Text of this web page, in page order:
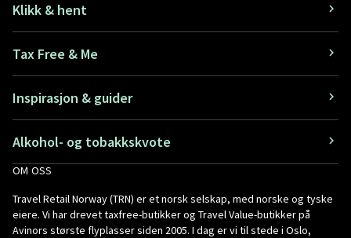
Klikk & hent
Tax Free & Me
Inspirasjon & guider
Alkohol- og tobakkskvote
OM OSS
Travel Retail Norway (TRN) er et norsk selskap, med norske og tyske
eiere. Vi har drevet taxfree-butikker og Travel Value-butikker på
Avinors største flyplasser siden 2005. I dag er vi til stede i Oslo,